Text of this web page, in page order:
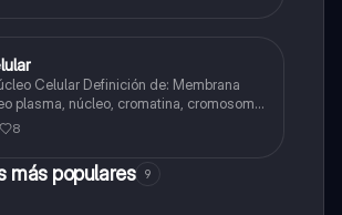
de: Membrana
plasma, núcleo, cromatina, cromosoma
de la interfase
8
más populares 9